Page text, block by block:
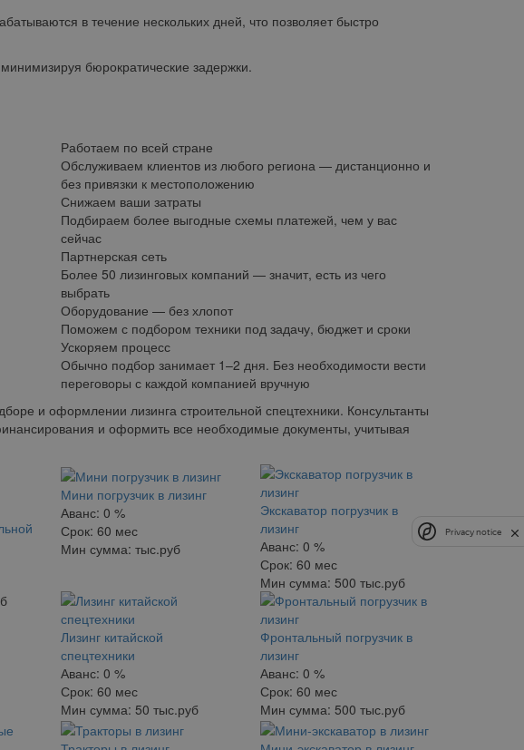
в течение нескольких дней, что позволяет быстро
бюрократические задержки.
Работаем по всей стране
Обслуживаем клиентов из любого региона — дистанционно и
без привязки к местоположению
Снижаем ваши затраты
Подбираем более выгодные схемы платежей, чем у вас
сейчас
Партнерская сеть
Более 50 лизинговых компаний — значит, есть из чего
выбрать
Оборудование — без хлопот
Поможем с подбором техники под задачу, бюджет и сроки
Ускоряем процесс
Обычно подбор занимает 1–2 дня. Без необходимости вести
переговоры с каждой компанией вручную
и оформлении лизинга строительной спецтехники. Консультанты
и оформить все необходимые документы, учитывая
Мини погрузчик в лизинг
Аванс:0 %
Срок:60 мес
Мин сумма:тыс.руб
Экскаватор погрузчик в
лизинг
Аванс: 0 %
Срок: 60 мес
Мин сумма: 500 тыс.руб
Лизинг китайской
спецтехники
Аванс:0 %
Срок:60 мес
Мин сумма:50 тыс.руб
Фронтальный погрузчик в
лизинг
Аванс: 0 %
Срок: 60 мес
Мин сумма: 500 тыс.руб
Privacy notice